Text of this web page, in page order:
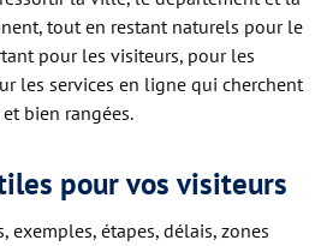
tout en restant naturels pour le
pour les visiteurs, pour les
les services en ligne qui cherchent
bien rangées.
pour vos visiteurs
exemples, étapes, délais, zones